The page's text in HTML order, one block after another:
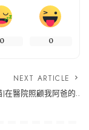
0 0
NEXT ARTICLE
]在醫院照顧我阿爸的..